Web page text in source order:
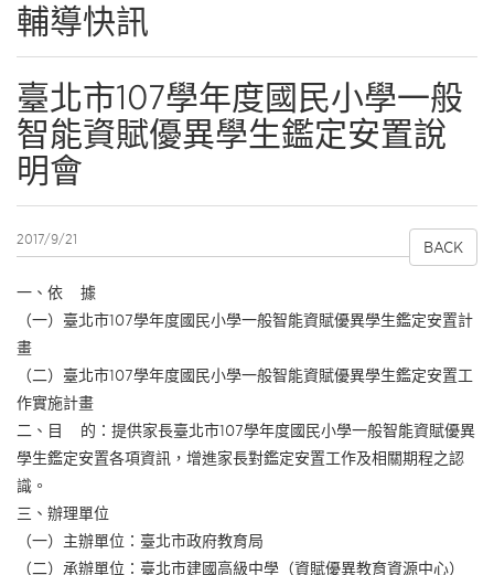
輔導快訊
臺北市107學年度國民小學一般
智能資賦優異學生鑑定安置說
明會
BACK
2017/9/21
一、依 據
（一）臺北市107學年度國民小學一般智能資賦優異學生鑑定安置計
畫
（二）臺北市107學年度國民小學一般智能資賦優異學生鑑定安置工
作實施計畫
二、目 的：提供家長臺北市107學年度國民小學一般智能資賦優異
學生鑑定安置各項資訊，增進家長對鑑定安置工作及相關期程之認
識。
三、辦理單位
（一）主辦單位：臺北市政府教育局
（二）承辦單位：臺北市建國高級中學（資賦優異教育資源中心）